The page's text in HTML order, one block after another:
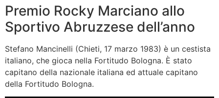
Premio Rocky Marciano allo
Sportivo Abruzzese dell’anno
Stefano Mancinelli (Chieti, 17 marzo 1983) è un cestista
italiano, che gioca nella Fortitudo Bologna. È stato
capitano della nazionale italiana ed attuale capitano
della Fortitudo Bologna.